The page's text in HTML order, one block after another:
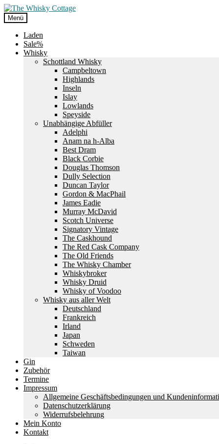
Zur
Navigation
springen
Zum
Inhalt
springen
Menü
Laden
Sale%
Whisky
Schottland Whisky
Campbeltown
Highlands
Inseln
Islay
Lowlands
Speyside
Unabhängige Abfüller
Adelphi
Anam na h-Alba
Best Dram
Black Corbie
Douglas Thomson
Dully Selection
Duncan Taylor
Gordon & MacPhail
James Eadie
Murray McDavid
Scotch Universe
Signatory Vintage
The Caskhound
The Red Cask Company
The Old Friends
The Whisky Chamber
Whiskybroker
Whisky Druid
Whisky of Voodoo
Whisky aus aller Welt
Deutschland
Frankreich
Irland
Japan
Schweden
Taiwan
Gin
Zubehör
Termine
Impressum
Allgemeine Geschäftsbedingungen und
Datenschutzerklärung
Widerrufsbelehrung
Mein Konto
Kontakt